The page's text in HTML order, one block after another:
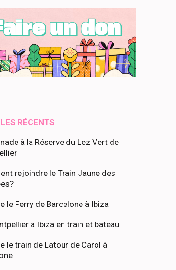
RÉCENTS
à la Réserve du Lez Vert de
rejoindre le Train Jaune des
le Ferry de Barcelone à Ibiza
à Ibiza en train et bateau
le train de Latour de Carol à